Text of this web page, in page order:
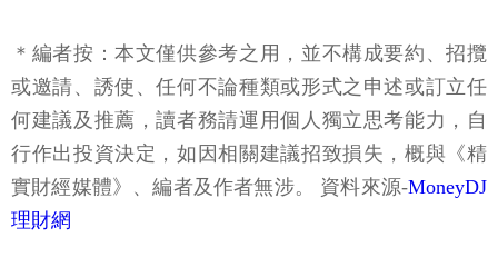
＊編者按：本文僅供參考之用，並不構成要約、招攬
或邀請、誘使、任何不論種類或形式之申述或訂立任
何建議及推薦，讀者務請運用個人獨立思考能力，自
行作出投資決定，如因相關建議招致損失，概與《精
實財經媒體》、編者及作者無涉。 資料來源-MoneyDJ
理財網